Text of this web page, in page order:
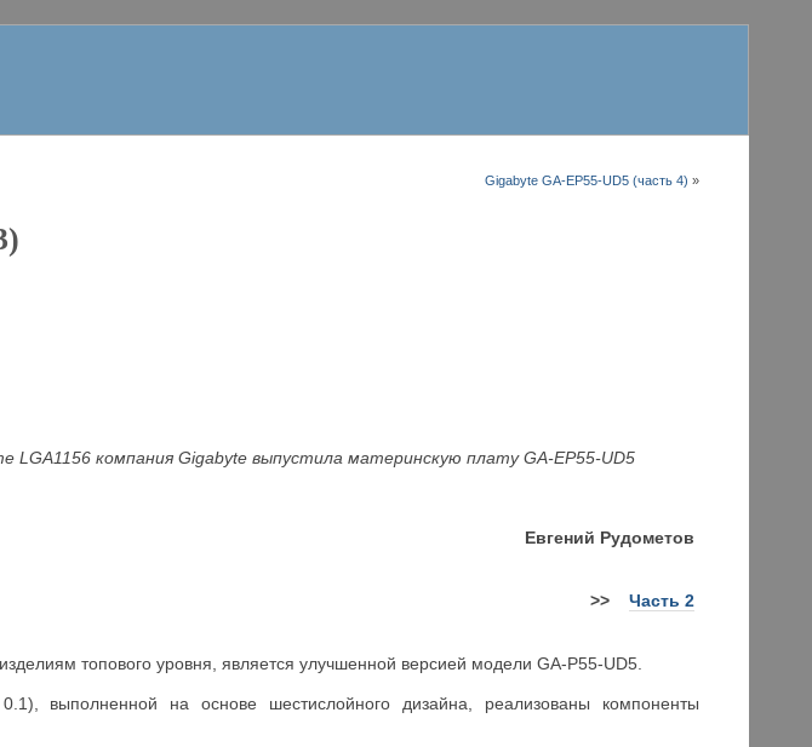
Gigabyte GA-EP55-UD5 (часть 4) »
LGA1156 компания Gigabyte выпустила материнскую плату GA-EP55-UD5
Евгений Рудометов
>> Часть 2
топового уровня, является улучшенной версией модели GA-P55-UD5.
выполненной на основе шестислойного дизайна, реализованы компоненты